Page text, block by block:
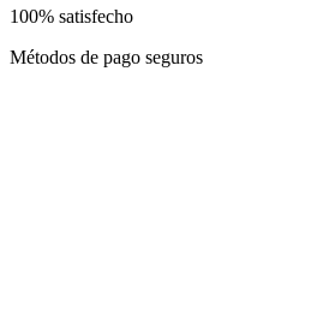
100% satisfecho
Métodos de pago seguros